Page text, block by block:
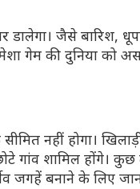
जैसे बारिश,
गेम की दुनिया को
नहीं होगा।
गांव शामिल होंगे।
जगहें बनाने के लिए